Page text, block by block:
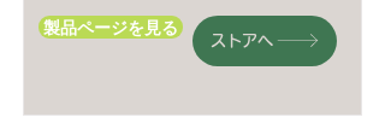
製品ページを見る
ストアへ